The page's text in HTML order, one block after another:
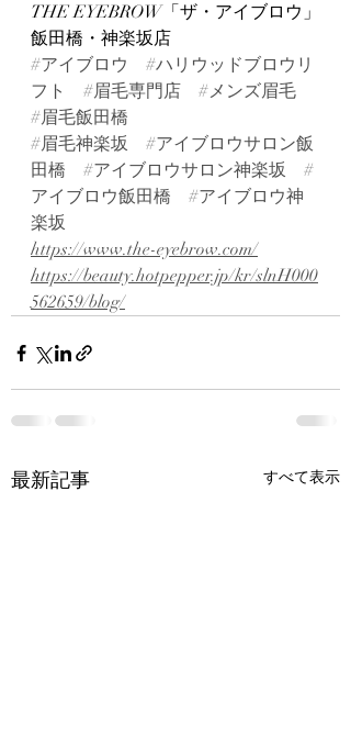
THE EYEBROW「ザ・アイブロウ」
飯田橋・神楽坂店
#アイブロウ
#ハリウッドブロウリ
フト
#眉毛専門店
#メンズ眉毛
#眉毛飯田橋
#眉毛神楽坂
#アイブロウサロン飯
田橋
#アイブロウサロン神楽坂
#
アイブロウ飯田橋
#アイブロウ神
楽坂
https://www.the-eyebrow.com/
https://beauty.hotpepper.jp/kr/slnH000
562659/blog/
最新記事 すべて表示